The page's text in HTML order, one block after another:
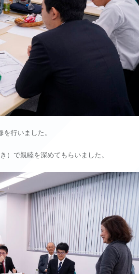
行いました。
）で親睦を深めてもらいました。